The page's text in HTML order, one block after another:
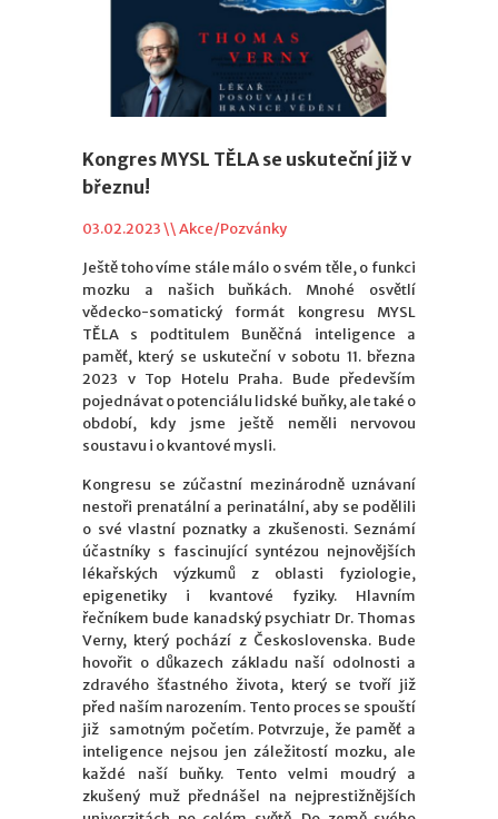
Kongres MYSL TĚLA se uskuteční již v
březnu!
03.02.2023 \\Akce/Pozvánky
Ještě toho víme stále málo o svém těle, o funkci
mozku a našich buňkách. Mnohé osvětlí
vědecko-somatický formát kongresu MYSL
TĚLA s podtitulem Buněčná inteligence a
paměť, který se uskuteční v sobotu 11. března
2023 v Top Hotelu Praha. Bude především
pojednávat o potenciálu lidské buňky, ale také o
období, kdy jsme ještě neměli nervovou
soustavu i o kvantové mysli.
Kongresu se zúčastní mezinárodně uznávaní
nestoři prenatální a perinatální, aby se podělili
o své vlastní poznatky a zkušenosti. Seznámí
účastníky s fascinující syntézou nejnovějších
lékařských výzkumů z oblasti fyziologie,
epigenetiky i kvantové fyziky. Hlavním
řečníkem bude kanadský psychiatr Dr. Thomas
Verny, který pochází z Československa. Bude
hovořit o důkazech základu naší odolnosti a
zdravého šťastného života, který se tvoří již
před naším narozením. Tento proces se spouští
již samotným početím. Potvrzuje, že paměť a
inteligence nejsou jen záležitostí mozku, ale
každé naší buňky. Tento velmi moudrý a
zkušený muž přednášel na nejprestižnějších